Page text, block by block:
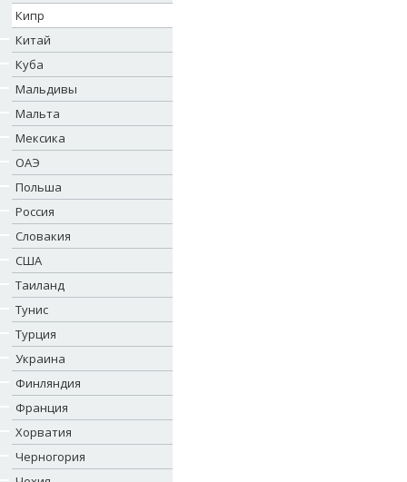
Кипр
Китай
Куба
Мальдивы
Мальта
Мексика
ОАЭ
Польша
Россия
Словакия
США
Таиланд
Тунис
Турция
Украина
Финляндия
Франция
Хорватия
Черногория